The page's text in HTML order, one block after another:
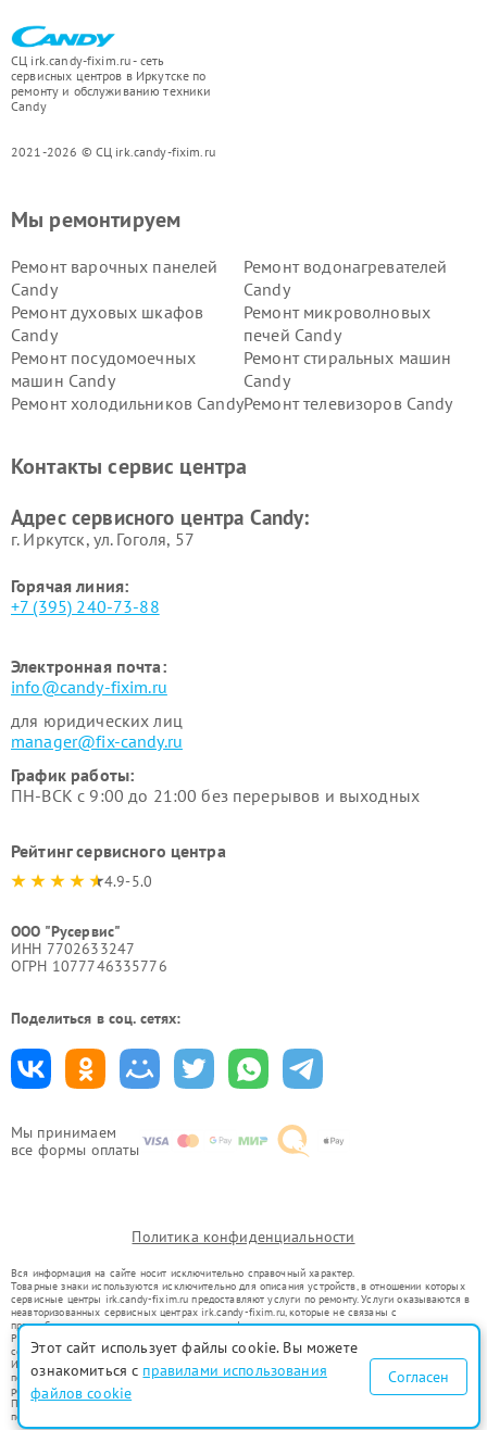
СЦ irk.candy-fixim.ru - сеть
сервисных центров в Иркутске по
ремонту и обслуживанию техники
Candy
2021-2026 © СЦ irk.candy-fixim.ru
Мы принимаем
все формы оплаты
Мы ремонтируем
Ремонт варочных панелей
Candy
Ремонт водонагревателей
Candy
Ремонт духовых шкафов
Candy
Ремонт микроволновых
печей Candy
Ремонт посудомоечных
машин Candy
Ремонт стиральных машин
Candy
Ремонт холодильников CandyРемонт телевизоров Candy
Контакты сервис центра
Адрес сервисного центра Candy:
г. Иркутск, ул. ​Гоголя, 57
Горячая линия:
+7 (395) 240-73-88
Электронная почта:
info@candy-fixim.ru
для юридических лиц
manager@fix-candy.ru
График работы:
ПН-ВСК с 9:00 до 21:00 без перерывов и выходных
Рейтинг сервисного центра
4.9-5.0
ООО "Русервис"
ИНН 7702633247
ОГРН 1077746335776
Поделиться в соц. сетях:
Политика конфиденциальности
Вся информация на сайте носит исключительно справочный характер.
Товарные знаки используются исключительно для описания устройств, в отношении которых
сервисные центры irk.candy-fixim.ru предоставляют услуги по ремонту. Услуги оказываются в
неавторизованных сервисных центрах irk.candy-fixim.ru, которые не связаны с
правообладателями товарных знаков или их официальными представителями.
Ремонт осуществляется для устройств, уже введенных в гражданский оборот в соответствии
со статьей 1487 ГК РФ.
Использование товарных знаков не преследует цели индивидуализации услуг или введения
потребителей в заблуждение, а служит для информирования о предоставляемых услугах по
ремонту техники указанных брендов.
Представленная на сайте информация не является публичной офертой, определяемой
положениями Статьи 437(2) Гражданского кодекса РФ
Этот сайт использует файлы cookie. Вы можете
ознакомиться с правилами использования
файлов cookie
Согласен